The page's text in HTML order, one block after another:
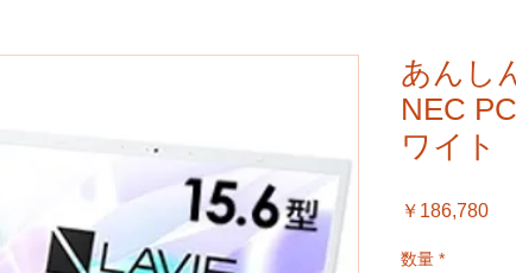
あんし
NEC
ワイト
￥186,780価
数量 *